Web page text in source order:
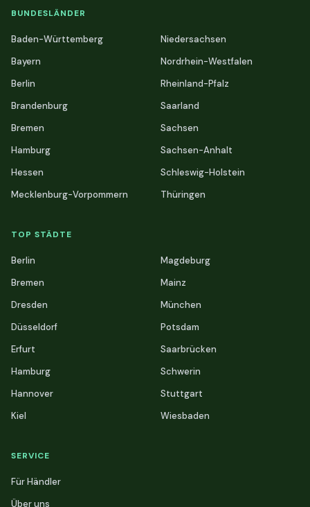
BUNDESLÄNDER
Baden-Württemberg
Bayern
Berlin
Brandenburg
Bremen
Hamburg
Hessen
Mecklenburg-Vorpommern
Niedersachsen
Nordrhein-Westfalen
Rheinland-Pfalz
Saarland
Sachsen
Sachsen-Anhalt
Schleswig-Holstein
Thüringen
TOP STÄDTE
Berlin
Bremen
Dresden
Düsseldorf
Erfurt
Hamburg
Hannover
Kiel
Magdeburg
Mainz
München
Potsdam
Saarbrücken
Schwerin
Stuttgart
Wiesbaden
SERVICE
Für Händler
Über uns